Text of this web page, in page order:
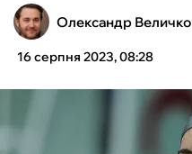
ТЕНІС
КІБЕРСПОРТ
ЧС-2026
Олександр Величко
16 серпня 2023, 08:28